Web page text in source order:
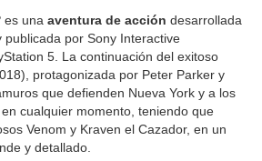
es unaaventura de acción desarrollada
publicada por Sony Interactive
5. La continuación del exitoso
protagonizada por Peter Parker y
que defienden Nueva York y a los
cualquier momento, teniendo que
Venom y Kraven el Cazador, en un
y detallado.